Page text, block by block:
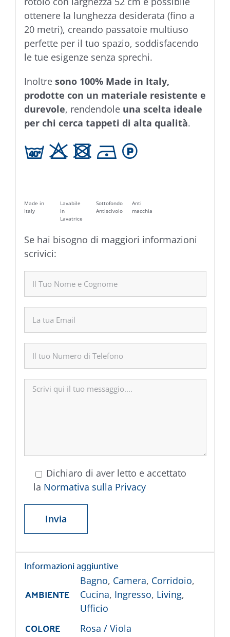
ottenere la lunghezza desiderata (fino a
20 metri), creando passatoie multiuso
perfette per il tuo spazio, soddisfacendo
le tue esigenze senza sprechi.
Inoltre sono 100% Made in Italy,
prodotte con un materiale resistente e
durevole, rendendole una scelta ideale
per chi cerca tappeti di alta qualità.
h H U D L
Made in
Italy
Lavabile
in
Lavatrice
Sottofondo
Antiscivolo
Anti
macchia
Se hai bisogno di maggiori informazioni
scrivici:
Dichiaro di aver letto e accettato
la Normativa sulla Privacy
Informazioni aggiuntive
AMBIENTE
Bagno, Camera, Corridoio,
Cucina, Ingresso, Living,
Ufficio
COLORE Rosa / Viola